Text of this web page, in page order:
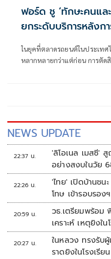
ฟอร์ด ชู ‘ทักษะคนแล
ยกระดับบริการหลังก
ในยุคที่ตลาดรถยนต์ในประเท
หลากหลายกว่าแต่ก่อน การตัด
NEWS UPDATE
22:37 น.
'ลิโอเนล เมสซี'
อย่างสงบในวัย
22:26 น.
'ไทย' เปิดบ้านชน
โทษ เข้ารอบรอ
20:59 น.
วธ.เตรียมพร้อม
เคราะห์ เหตุยิงใน
20:27 น.
ในหลวง ทรงรับผู้
ราดยิงในโรงเรีย